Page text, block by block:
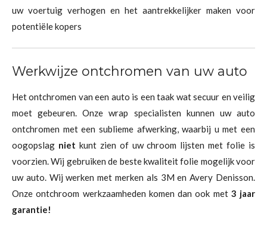
uw voertuig verhogen en het aantrekkelijker maken voor
potentiële kopers
Werkwijze ontchromen van uw auto
Het ontchromen van een auto is een taak wat secuur en veilig
moet gebeuren. Onze wrap specialisten kunnen uw auto
ontchromen met een sublieme afwerking, waarbij u met een
oogopslag niet kunt zien of uw chroom lijsten met folie is
voorzien. Wij gebruiken de beste kwaliteit folie mogelijk voor
uw auto. Wij werken met merken als 3M en Avery Denisson.
Onze ontchroom werkzaamheden komen dan ook met 3 jaar
garantie!